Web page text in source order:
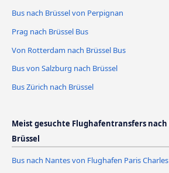
Bus nach Brüssel von Perpignan
Prag nach Brüssel Bus
Von Rotterdam nach Brüssel Bus
Bus von Salzburg nach Brüssel
Bus Zürich nach Brüssel
Meist gesuchte Flughafentransfers
Brüssel
Bus nach Nantes von Flughafen Paris